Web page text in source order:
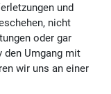
und
nicht
oder gar
den Umgang mit
wir uns an einer